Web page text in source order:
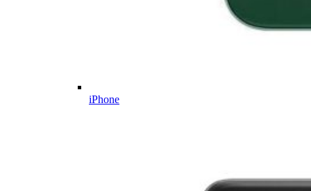
iPhone